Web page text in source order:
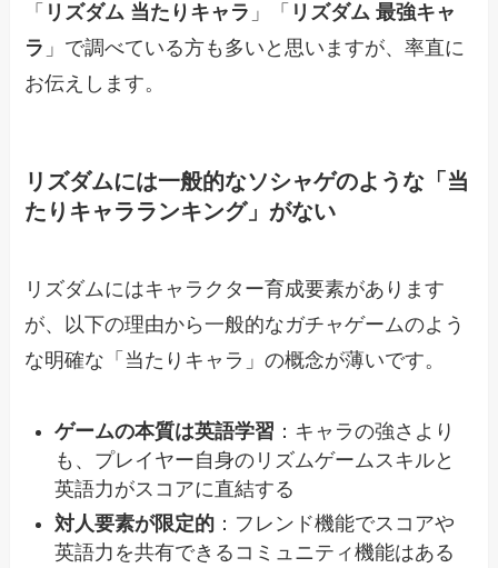
「 リズダム 当たりキャラ 」「 リズダム 最強キャ
ラ 」で調べている方も多いと思いますが、率直に
お伝えします。
リズダムには一般的なソシャゲのような「当
たりキャラランキング」がない
リズダムにはキャラクター育成要素があります
が、以下の理由から一般的なガチャゲームのよう
な明確な「当たりキャラ」の概念が薄いです。
ゲームの本質は英語学習 ：キャラの強さより
も、プレイヤー自身のリズムゲームスキルと
英語力がスコアに直結する
対人要素が限定的 ：フレンド機能でスコアや
英語力を共有できるコミュニティ機能はある